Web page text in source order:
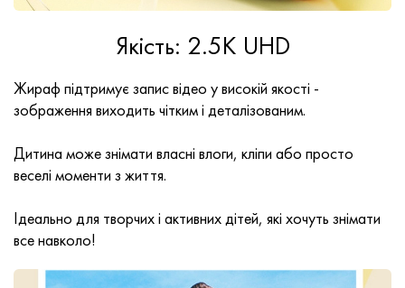
Якість: 2.5K UHD
Жираф підтримує запис відео у високій якості -
зображення виходить чітким і деталізованим.
Дитина може знімати власні влоги, кліпи або просто
веселі моменти з життя.
Ідеально для творчих і активних дітей, які хочуть знімати
все навколо!